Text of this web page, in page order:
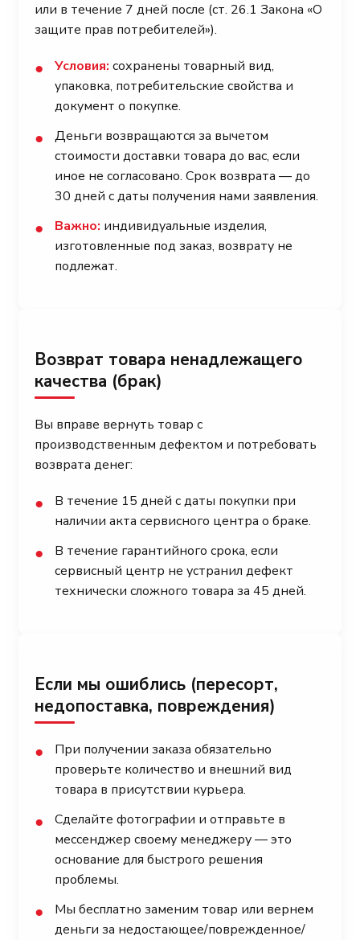
или в течение 7 дней после (ст. 26.1 Закона «О
защите прав потребителей»).
● Условия: сохранены товарный вид,
упаковка, потребительские свойства и
документ о покупке.
●
Деньги возвращаются за вычетом
стоимости доставки товара до вас, если
иное не согласовано. Срок возврата — до
30 дней с даты получения нами заявления.
● Важно: индивидуальные изделия,
изготовленные под заказ, возврату не
подлежат.
Возврат товара ненадлежащего
качества (брак)
Вы вправе вернуть товар с
производственным дефектом и потребовать
возврата денег:
●
В течение 15 дней с даты покупки при
наличии акта сервисного центра о браке.
●
В течение гарантийного срока, если
сервисный центр не устранил дефект
технически сложного товара за 45 дней.
Если мы ошиблись (пересорт,
недопоставка, повреждения)
●
При получении заказа обязательно
проверьте количество и внешний вид
товара в присутствии курьера.
●
Сделайте фотографии и отправьте в
мессенджер своему менеджеру — это
основание для быстрого решения
проблемы.
●
Мы бесплатно заменим товар или вернем
деньги за недостающее/поврежденное/